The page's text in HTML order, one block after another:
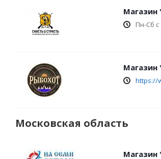
Магазин
Пн-Сб с
Магазин
https://
Московская область
Магазин